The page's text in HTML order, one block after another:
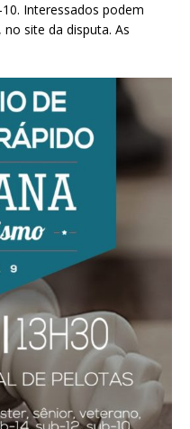
10. Interessados podem
site da disputa. As